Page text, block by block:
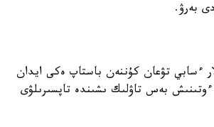
بەرۋ.
ءسابي تۋعان كۇننەن باستاپ ەكى ايدان
بەس تاۋلىك ىشىندە تاپسىرىلۋى